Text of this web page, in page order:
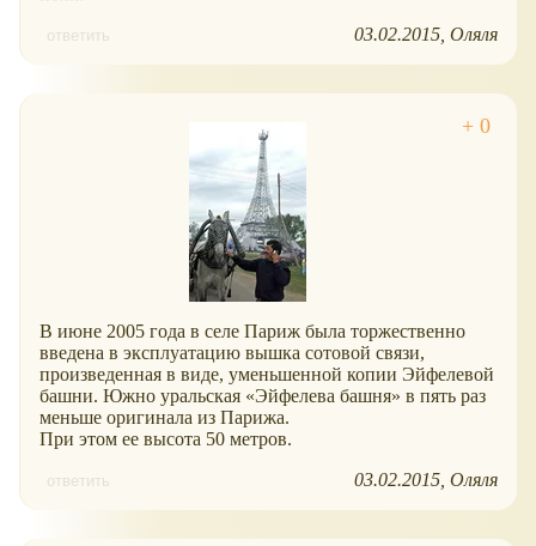
ответить 03.02.2015 Оляля
В июне 2005 года в селе Париж была торжественно
введена в эксплуатацию вышка сотовой связи,
произведенная в виде, уменьшенной копии Эйфелевой
башни. Южно уральская «Эйфелева башня» в пять раз
меньше оригинала из Парижа.
При этом ее высота 50 метров.
ответить 03.02.2015 Оляля